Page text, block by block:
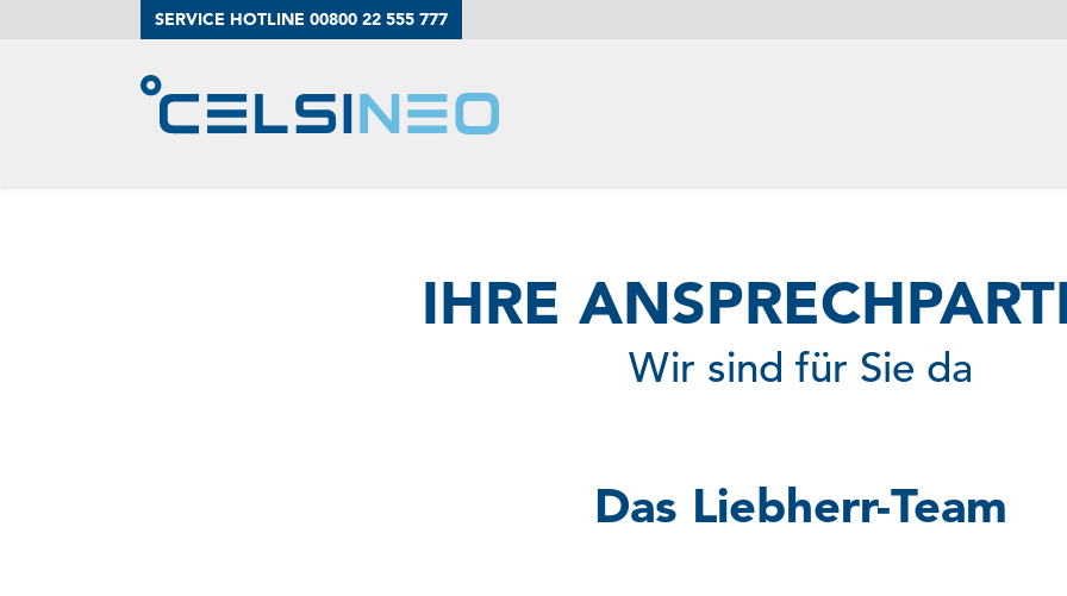
SERVICE HOTLINE 00800 22 555 777
Der Kühltrailer
Unser Service
IHRE
Wir sind für Sie da
Das Liebherr-Team